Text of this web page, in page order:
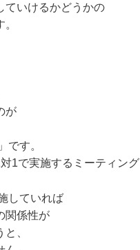
ていけるかどうかの
が
です。
1で実施するミーティング
していれば
関係性が
、